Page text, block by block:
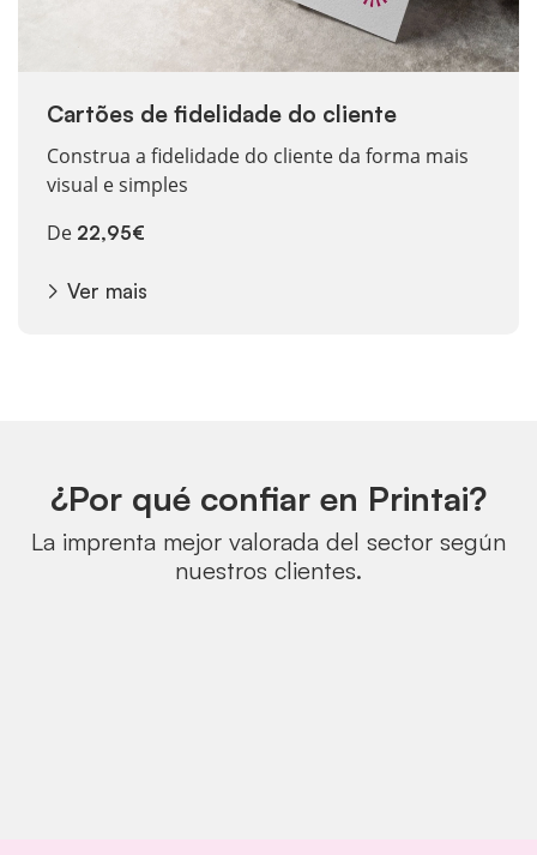
Cartões de fidelidade do cliente
Construa a fidelidade do cliente da forma mais
visual e simples
De 22,95€
Ver mais
¿Por qué confiar en Printai?
La imprenta mejor valorada del sector según
nuestros clientes.